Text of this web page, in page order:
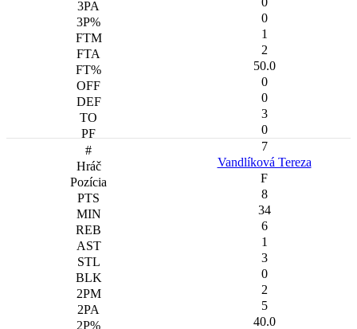
0
1
2
50.0
0
0
3
0
7
Vandlíková Tereza
F
8
34
6
1
3
0
2
5
40.0